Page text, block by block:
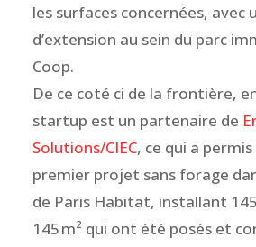
les surfaces concernées,
d’extension au sein du parc
Coop.
De ce coté ci de la frontière,
startup est un partenaire de
Solutions/CIEC, ce qui a
premier projet sans forage
de Paris Habitat, installant
145 m² qui ont été posés et